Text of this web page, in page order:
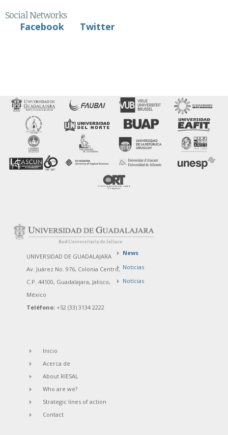
Social Networks
Facebook
Twitter
UNIVERSIDAD DE GUADALAJARA
Av. Juárez No. 976, Colonia Centro,
C.P. 44100, Guadalajara, Jalisco,
México
Teléfono: +52 (33) 3134 2222
News
Noticias
Notícias
Inicio
Acerca de
About RIESAL
Who are we?
Strategic lines of action
Contact